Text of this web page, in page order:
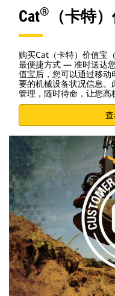
Cat® （卡特
购买Cat（卡特）价值宝
最便捷方式 — 准时送达
值宝后，您可以通过移
要的机械设备状况信息
管理，随时待命，让您高